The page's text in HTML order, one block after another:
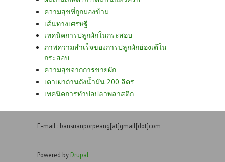
ความสุขที่ถูกมองข้าม
เส้นทางเศรษฐี
เทคนิคการปลูกผักในกระสอบ
ภาพความสำเร็จของการปลูกผักฮ่องเต้ใน
กระสอบ
ความสุขจากการขายผัก
เตาเผาถ่านถังน้ำมัน 200 ลิตร
เทคนิคการทำบ่อปลาพลาสติก
E-mail : bansuanporpeang[at]gmail[dot]com
Powered by Drupal